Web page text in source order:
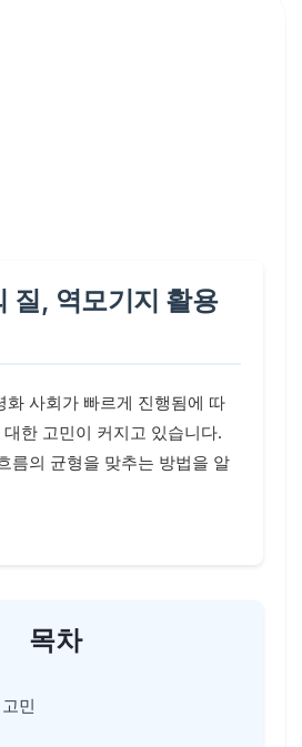
질, 역모기지 활용
화 사회가 빠르게 진행됨에 따
한 고민이 커지고 있습니다.
름의 균형을 맞추는 방법을 알
목차
민